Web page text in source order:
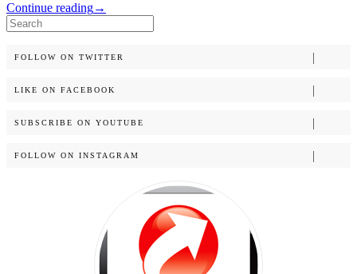
Continue reading→
Search
for:
FOLLOW ON TWITTER
LIKE ON FACEBOOK
SUBSCRIBE ON YOUTUBE
FOLLOW ON INSTAGRAM